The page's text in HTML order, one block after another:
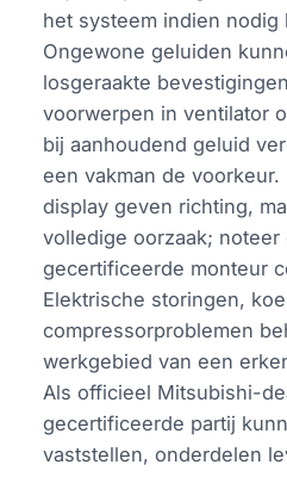
het systeem indien nodig
Ongewone geluiden
losgeraakte
voorwerpen in ventilator
bij aanhoudend geluid
een vakman de
display geven richting,
volledige oorzaak;
gecertificeerde monteur
Elektrische storingen,
compressorproblemen
werkgebied van een
Als officieel Mitsubishi-
gecertificeerde partij
vaststellen, onderdelen